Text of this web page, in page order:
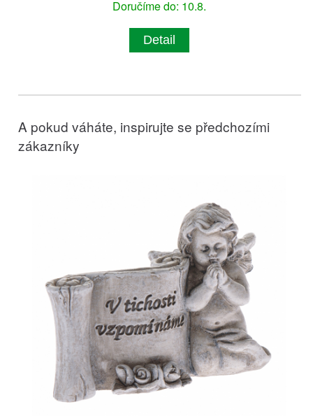
Doručíme do: 10.8.
Detail
A pokud váháte, inspirujte se předchozími
zákazníky